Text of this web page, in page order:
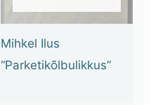
Mihkel Ilus
“Parketikõlbulikkus”